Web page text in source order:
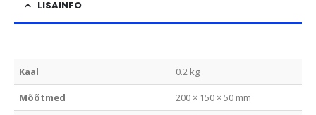
LISAINFO
Kaal 0.2 kg
Mõõtmed 200 × 150 × 50 mm